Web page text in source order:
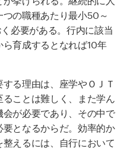
の職種あたり最小50～
必要がある。行内に該当
育成するとなれば10年
る理由は、座学やＯＪＴ
ことは難しく、また学ん
が必要であり、その中で
となるからだ。効率的か
えるには、自行において